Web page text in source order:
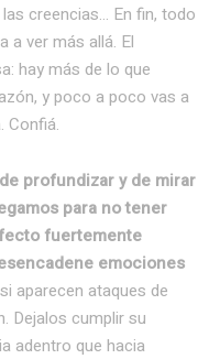
creencias… En fin, todo
a ver más allá. El
hay más de lo que
y poco a poco vas a
Confiá.
profundizar y de mirar
para no tener
fuertemente
emociones
aparecen ataques de
Dejalos cumplir su
adentro que hacia